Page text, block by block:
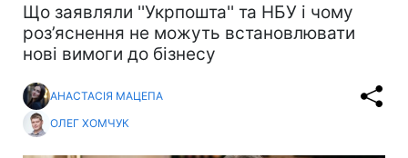
Що заявляли ''Укрпошта'' та НБУ і чому
роз’яснення не можуть встановлювати
нові вимоги до бізнесу
АНАСТАСІЯ МАЦЕПА
ОЛЕГ ХОМЧУК